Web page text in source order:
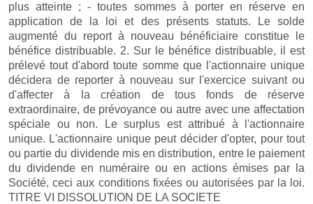
plus atteinte ; - toutes sommes à porter en réserve en
application de la loi et des présents statuts. Le solde
augmenté du report à nouveau bénéficiaire constitue le
bénéfice distribuable. 2. Sur le bénéfice distribuable, il est
prélevé tout d'abord toute somme que l'actionnaire unique
décidera de reporter à nouveau sur l'exercice suivant ou
d'affecter à la création de tous fonds de réserve
extraordinaire, de prévoyance ou autre avec une affectation
spéciale ou non. Le surplus est attribué à l'actionnaire
unique. L'actionnaire unique peut décider d'opter, pour tout
ou partie du dividende mis en distribution, entre le paiement
du dividende en numéraire ou en actions émises par la
Société, ceci aux conditions fixées ou autorisées par la loi.
TITRE VI DISSOLUTION DE LA SOCIETE